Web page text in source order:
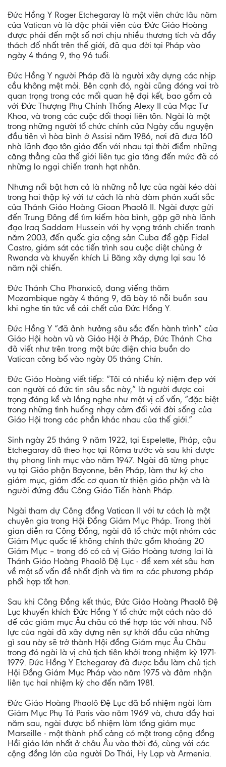
Đức Hồng Y Roger Etchegaray là một viên chức lâu năm
của Vatican và là đặc phái viên của Đức Giáo Hoàng
được phái đến một số nơi chịu nhiều thương tích và đầy
thách đố nhất trên thế giới, đã qua đời tại Pháp vào
ngày 4 tháng 9, thọ 96 tuổi.
Đức Hồng Y người Pháp đã là người xây dựng các nhịp
cầu không mệt mỏi. Bên cạnh đó, ngài cũng đóng vai trò
quan trọng trong các mối quan hệ đại kết, bao gồm cả
với Đức Thượng Phụ Chính Thống Alexy II của Mạc Tư
Khoa, và trong các cuộc đối thoại liên tôn. Ngài là một
trong những người tổ chức chính của Ngày cầu nguyện
đầu tiên vì hòa bình ở Assisi năm 1986, nơi đã đưa 160
nhà lãnh đạo tôn giáo đến với nhau tại thời điểm những
căng thẳng của thế giới liên tục gia tăng đến mức đã có
những lo ngại chiến tranh hạt nhân.
Nhưng nổi bật hơn cả là những nỗ lực của ngài kéo dài
trong hai thập kỷ với tư cách là nhà đàm phán xuất sắc
của Thánh Giáo Hoàng Gioan Phaolô II. Ngài được gửi
đến Trung Đông để tìm kiếm hòa bình, gặp gỡ nhà lãnh
đạo Iraq Saddam Hussein với hy vọng tránh chiến tranh
năm 2003, đến quốc gia cộng sản Cuba để gặp Fidel
Castro, giám sát các tiến trình sau cuộc diệt chủng ở
Rwanda và khuyến khích Li Băng xây dựng lại sau 16
năm nội chiến.
Đức Thánh Cha Phanxicô, đang viếng thăm
Mozambique ngày 4 tháng 9, đã bày tỏ nỗi buồn sau
khi nghe tin tức về cái chết của Đức Hồng Y.
Đức Hồng Y “đã ảnh hưởng sâu sắc đến hành trình” của
Giáo Hội hoàn vũ và Giáo Hội ở Pháp, Đức Thánh Cha
đã viết như trên trong một bức điện chia buồn do
Vatican công bố vào ngày 05 tháng Chín.
Đức Giáo Hoàng viết tiếp: “Tôi có nhiều kỷ niệm đẹp với
con người có đức tin sâu sắc này,” là người được coi
trọng đáng kể và lắng nghe như một vị cố vấn, “đặc biệt
trong những tình huống nhạy cảm đối với đời sống của
Giáo Hội trong các phần khác nhau của thế giới.”
Sinh ngày 25 tháng 9 năm 1922, tại Espelette, Pháp, cậu
Etchegaray đã theo học tại Rôma trước và sau khi được
thụ phong linh mục vào năm 1947. Ngài đã từng phục
vụ tại Giáo phận Bayonne, bên Pháp, làm thư ký cho
giám mục, giám đốc cơ quan từ thiện giáo phận và là
người đứng đầu Công Giáo Tiến hành Pháp.
Ngài tham dự Công đồng Vatican II với tư cách là một
chuyên gia trong Hội Đồng Giám Mục Pháp. Trong thời
gian diễn ra Công Đồng, ngài đã tổ chức một nhóm các
Giám Mục quốc tế không chính thức gồm khoảng 20
Giám Mục – trong đó có cả vị Giáo Hoàng tương lai là
Thánh Giáo Hoàng Phaolô Đệ Lục - để xem xét sâu hơn
về một số vấn đề nhất định và tìm ra các phương pháp
phối hợp tốt hơn.
Sau khi Công Đồng kết thúc, Đức Giáo Hoàng Phaolô Đệ
Lục khuyến khích Đức Hồng Y tổ chức một cách nào đó
để các giám mục Âu châu có thể hợp tác với nhau. Nỗ
lực của ngài đã xây dựng nên sự khởi đầu của những
gì sau này sẽ trở thành Hội đồng Giám mục Âu Châu
trong đó ngài là vị chủ tịch tiên khởi trong nhiệm kỳ 1971-
1979. Đức Hồng Y Etchegaray đã được bầu làm chủ tịch
Hội Đồng Giám Mục Pháp vào năm 1975 và đảm nhận
liên tục hai nhiệm kỳ cho đến năm 1981.
Đức Giáo Hoàng Phaolô Đệ Lục đã bổ nhiệm ngài làm
Giám Mục Phụ Tá Paris vào năm 1969 và, chưa đầy hai
năm sau, ngài được bổ nhiệm làm tổng giám mục
Marseille - một thành phố cảng có một trong cộng đồng
Hồi giáo lớn nhất ở châu Âu vào thời đó, cùng với các
cộng đồng lớn của người Do Thái, Hy Lạp và Armenia.